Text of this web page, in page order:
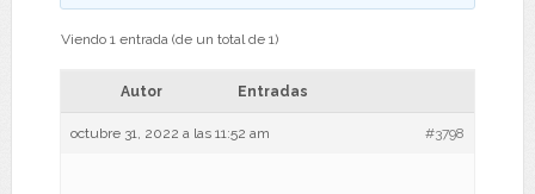
Viendo 1 entrada (de un total de 1)
Autor Entradas
octubre 31, 2022 a las 11:52 am #3798